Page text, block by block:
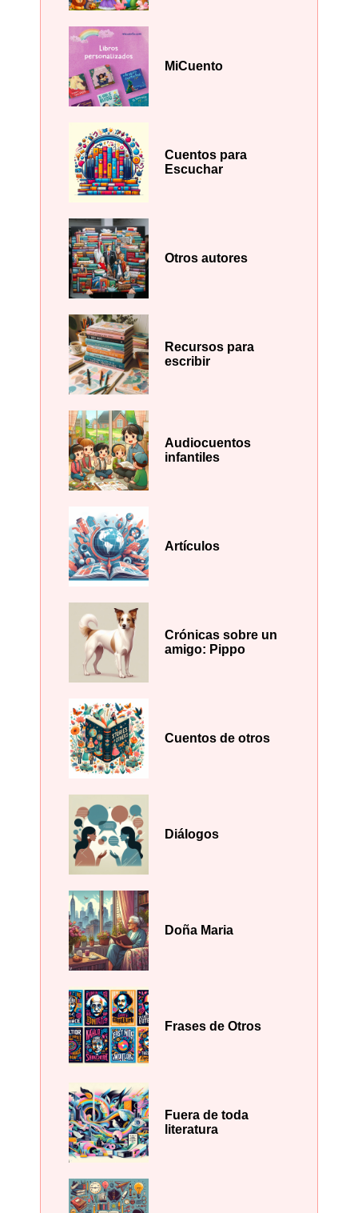
MiCuento
Cuentos para
Escuchar
Otros autores
Recursos para
escribir
Audiocuentos
infantiles
Artículos
Crónicas sobre un
amigo: Pippo
Cuentos de otros
Diálogos
Doña Maria
Frases de Otros
Fuera de toda
literatura